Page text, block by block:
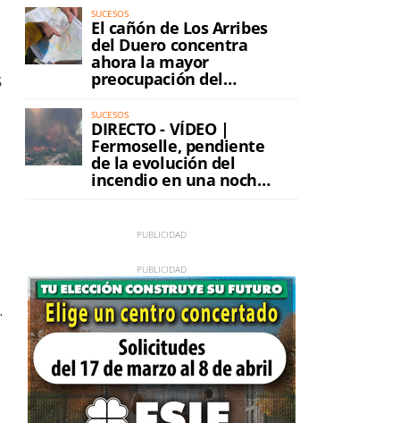
SUCESOS
El cañón de Los Arribes
del Duero concentra
ahora la mayor
preocupación del
incendio
SUCESOS
DIRECTO - VÍDEO |
Fermoselle, pendiente
de la evolución del
incendio en una noche